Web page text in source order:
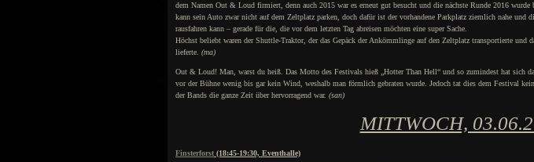
dem Namen Out & Loud firmiert, denn auch 2015 war es erneut gut besucht und die nächste Runde 2016
kann sein Auto zwar nicht auf dem Zeltplatz parken, doch dafür ist der vorhandene Parkplatz ziemlich nahe und
rausfahren kann – gerade für die, die vor dem letzten Tag abreisen möchten eine super Sache.
Höchst beliebt waren der Shuttle-Traktor, der das Gepäck der Ankömmlinge auf den Zeltplatz transportierte und
lieferte. (ma)
Out & Loud! Man, warst du heiß. Das Motto des Festivals hieß „Hotter Than Hell“ und so zumindest hat sich
vor der Bühne wenig bis gar kein Wind, weshalb man förmlich gebraten wurde. Jedoch tat dies dem Festival
der Bands die ganze Zeit über hervorragend war. (san)
MITTWOCH,
Finsterforst (18:45-19:30, Eventhalle)